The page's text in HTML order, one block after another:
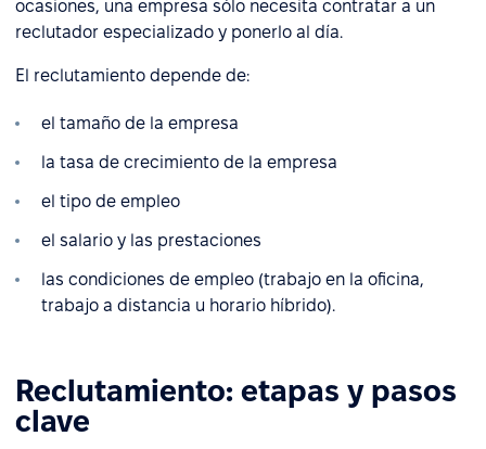
ocasiones, una empresa sólo necesita contratar a un
reclutador especializado y ponerlo al día.
El reclutamiento depende de:
el tamaño de la empresa
la tasa de crecimiento de la empresa
el tipo de empleo
el salario y las prestaciones
las condiciones de empleo (trabajo en la oficina,
trabajo a distancia u horario híbrido).
Reclutamiento: etapas y pasos
clave